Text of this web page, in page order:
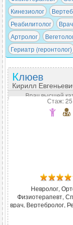
Кинезиолог
Реабилитолог
Артролог
Гериатр (геронтолог)
Клюев
Кирилл
Врач высшей
Стаж: 25
Невролог,
Физиотерапевт,
врач, Вертебролог,